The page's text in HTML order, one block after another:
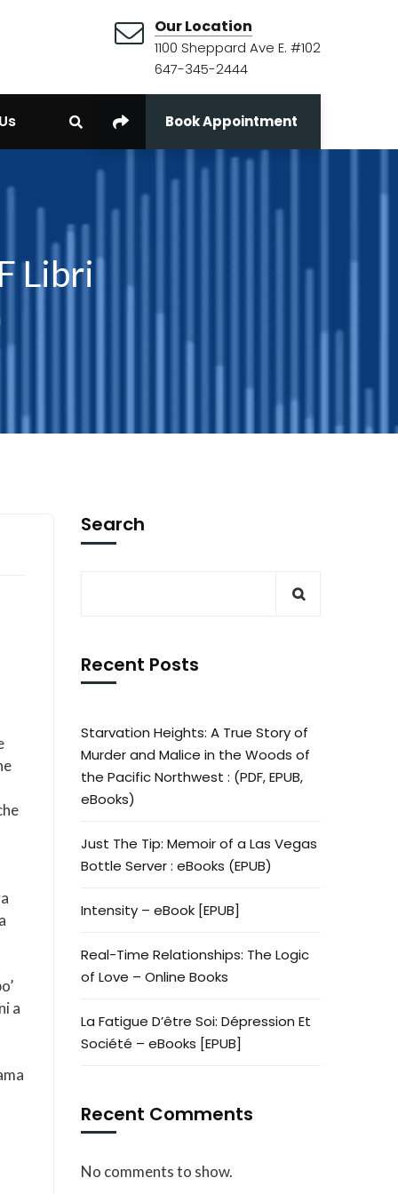
Our Location
1100 Sheppard Ave E. #102
647-345-2444
Book Appointment
Libri
a
Search
Recent Posts
Starvation Heights: A True Story of
Murder and Malice in the Woods of
the Pacific Northwest : (PDF, EPUB,
eBooks)
Just The Tip: Memoir of a Las Vegas
Bottle Server : eBooks (EPUB)
Intensity – eBook [EPUB]
Real-Time Relationships: The Logic
of Love – Online Books
La Fatigue D’être Soi: Dépression Et
Société – eBooks [EPUB]
Recent Comments
No comments to show.